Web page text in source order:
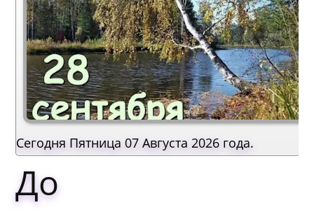
Сегодня Пятница 07 Августа 2026 года.
До